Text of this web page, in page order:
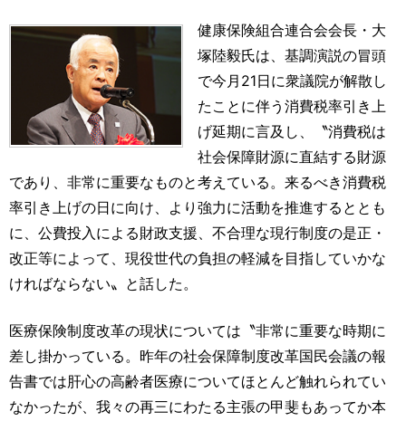
健康保険組合連合会会長・大
塚陸毅氏は、基調演説の冒頭
で今月21日に衆議院が解散し
たことに伴う消費税率引き上
げ延期に言及し、〝消費税は
社会保障財源に直結する財源
であり、非常に重要なものと考えている。来るべき消費税
率引き上げの日に向け、より強力に活動を推進するととも
に、公費投入による財政支援、不合理な現行制度の是正・
改正等によって、現役世代の負担の軽減を目指していかな
ければならない〟と話した。
医療保険制度改革の現状については〝非常に重要な時期に
差し掛かっている。昨年の社会保障制度改革国民会議の報
告書では肝心の高齢者医療についてほとんど触れられてい
なかったが、我々の再三にわたる主張の甲斐もあってか本